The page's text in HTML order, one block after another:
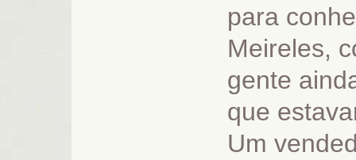
para
Meireles,
gente
que
Um